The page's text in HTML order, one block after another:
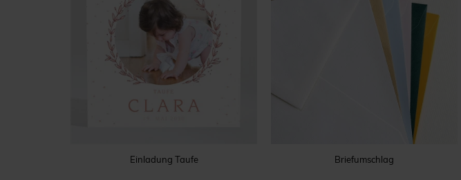
Einladung Taufe Briefumschlag